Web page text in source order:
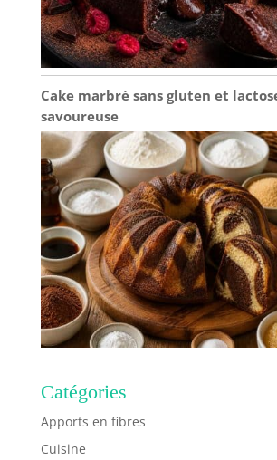
Cake marbré sans gluten et
savoureuse
Catégories
Apports en fibres
Cuisine